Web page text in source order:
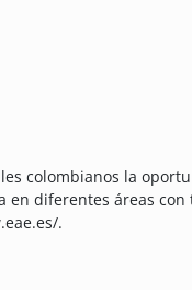
colombianos la
en diferentes áreas
.